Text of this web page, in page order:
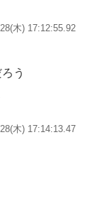
木) 17:12:55.92
う
木) 17:14:13.47